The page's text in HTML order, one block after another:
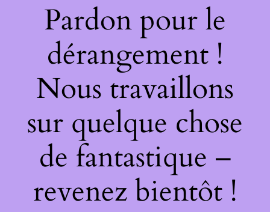
Pardon pour le
dérangement !
Nous travaillons
sur quelque chose
de fantastique –
revenez bientôt !